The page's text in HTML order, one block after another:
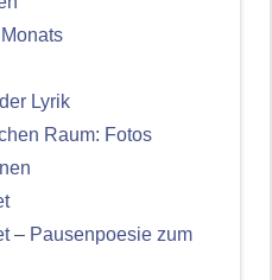
Lyrik
Raum: Fotos
– Pausenpoesie zum